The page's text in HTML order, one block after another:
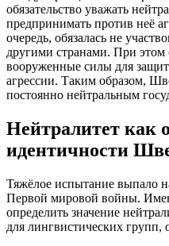
обязательство уважать
предпринимать против неё
очередь, обязалась не
другими странами. При этом
вооруженные силы для
агрессии. Таким образом,
постоянно нейтральным
Нейтралитет как
идентичности
Тяжёлое испытание выпало
Первой мировой войны.
определить значение
для лингвистических